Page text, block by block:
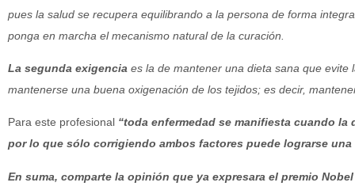
pues la salud se recupera equilibrando a la persona de forma
ponga en marcha el mecanismo natural de la curación.
La segunda exigencia es la de mantener una dieta sana que evite
mantenerse una buena oxigenación de los tejidos; es decir,
Para este profesional “toda enfermedad se manifiesta cuando
por lo que sólo corrigiendo ambos factores puede lograrse una
En suma, comparte la opinión que ya expresara el premio